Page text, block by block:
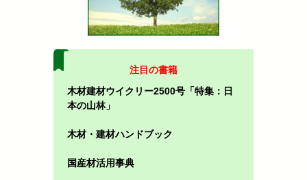
注目の書籍
木材建材ウイクリー2500号「特集：日
本の山林」
木材・建材ハンドブック
国産材活用事典